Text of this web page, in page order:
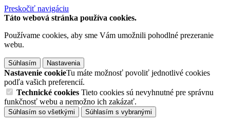
Preskočiť navigáciu
Táto webová stránka používa cookies.
Používame cookies, aby sme Vám umožnili pohodlné prezeranie
webu.
Súhlasím Nastavenia
Nastavenie cookieTu máte možnosť povoliť jednotlivé cookies
podľa vašich preferencií.
Technické cookies Tieto cookies sú nevyhnutné pre správnu
funkčnosť webu a nemožno ich zakázať.
Súhlasím so všetkými Súhlasím s vybranými